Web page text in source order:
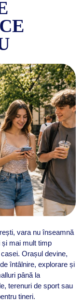
vara nu înseamnă
mai mult timp
Orașul devine,
întâlnire, explorare și
până la
terenuri de sport sau
tineri.